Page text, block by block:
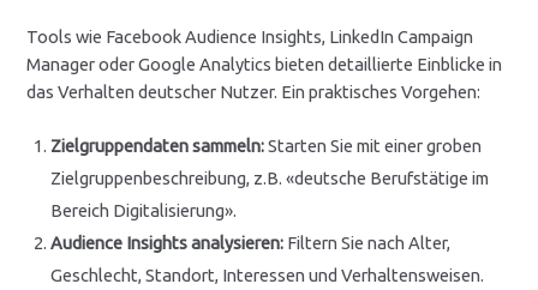
Tools wie Facebook Audience Insights, LinkedIn Campaign
Manager oder Google Analytics bieten detaillierte Einblicke in
das Verhalten deutscher Nutzer. Ein praktisches Vorgehen:
Zielgruppendaten sammeln:Starten Sie mit einer groben
Zielgruppenbeschreibung, z.B. «deutsche Berufstätige im
Bereich Digitalisierung».
Audience Insights analysieren: Filtern Sie nach Alter,
Geschlecht, Standort, Interessen und Verhaltensweisen.